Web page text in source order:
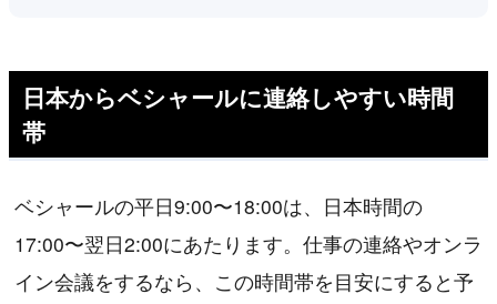
日本からベシャールに連絡しやすい時間
帯
ベシャールの平日9:00〜18:00は、日本時間の
17:00〜翌日2:00にあたります。仕事の連絡やオンラ
イン会議をするなら、この時間帯を目安にすると予